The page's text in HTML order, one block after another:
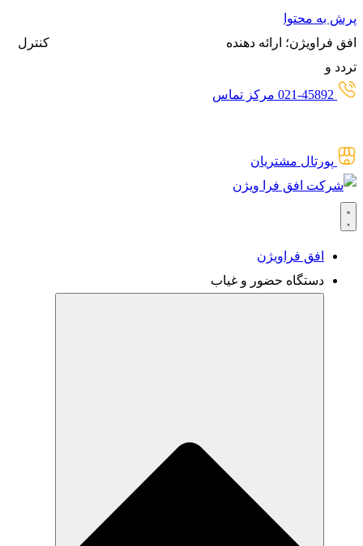
پرش به محتوا
افق فراویژن؛ ارائه دهنده
کنترل
تردد و
021-45892 مرکز تماس
پورتال مشتریان
افق فراویژن
دستگاه حضور و غیاب